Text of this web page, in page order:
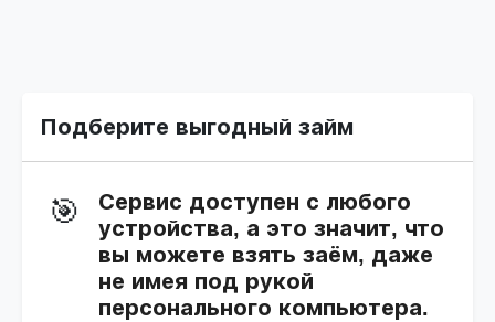
Подберите выгодный займ
🎯
Сервис доступен с любого
устройства, а это значит, что
вы можете взять заём, даже
не имея под рукой
персонального компьютера.